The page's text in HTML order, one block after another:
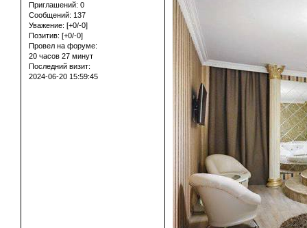
Приглашений: 0
Сообщений: 137
Уважение: [+0/-0]
Позитив: [+0/-0]
Провел на форуме:
20 часов 27 минут
Последний визит:
2024-06-20 15:59:45